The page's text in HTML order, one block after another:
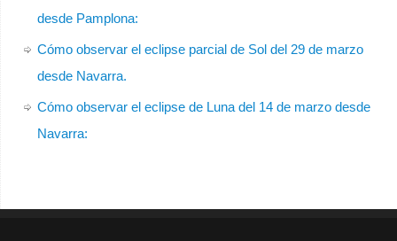
desde Pamplona:
Cómo observar el eclipse parcial de Sol del 29 de marzo
desde Navarra.
Cómo observar el eclipse de Luna del 14 de marzo desde
Navarra: